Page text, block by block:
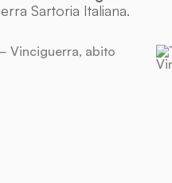
Sartoria Italiana.